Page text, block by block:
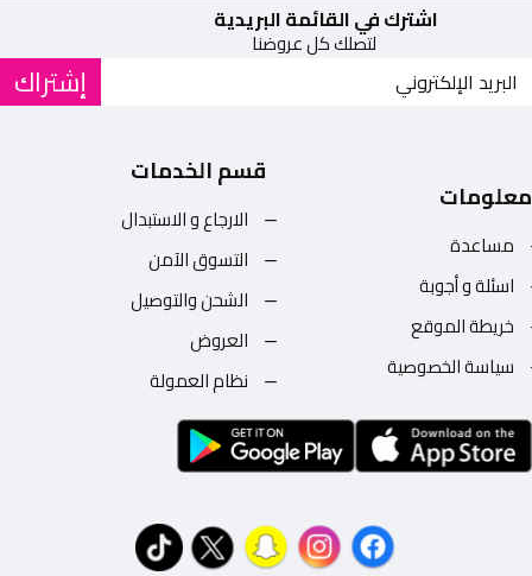
اشترك في القائمة البريدية
لتصلك كل عروضنا
إشتراك
معلومات
مساعدة
اسئلة و أجوبة
خريطة الموقع
سياسة الخصوصية
قسم الخدمات
الارجاع و الاستبدال
التسوق الآمن
الشحن والتوصيل
العروض
نظام العمولة